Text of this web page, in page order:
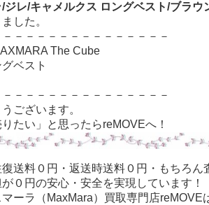
ジレ/キャメルクス ロングベスト/ブラウ
した。
－－－－－－－－－－－－－－
The Cube
ベスト
－－－－－－－－－－－－－－
ございます。
たい」と思ったらreMOVEへ！
復送料０円・返送時送料０円・もちろん
０円の安心・安全を実現しています！
ーラ（MaxMara）買取専門店reMOVE